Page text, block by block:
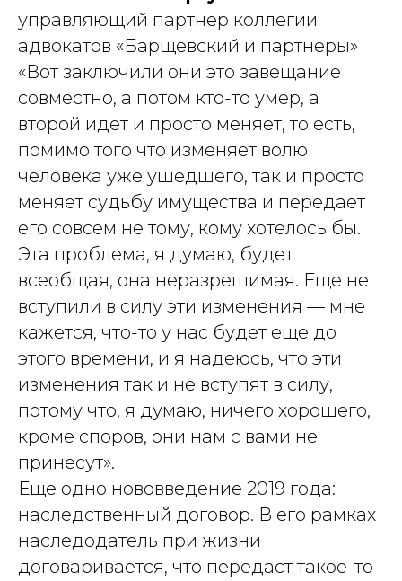
управляющий партнер коллегии
адвокатов «Барщевский и партнеры»
«Вот заключили они это завещание
совместно, а потом кто-то умер, а
второй идет и просто меняет, то есть,
помимо того что изменяет волю
человека уже ушедшего, так и просто
меняет судьбу имущества и передает
его совсем не тому, кому хотелось бы.
Эта проблема, я думаю, будет
всеобщая, она неразрешимая. Еще не
вступили в силу эти изменения — мне
кажется, что-то у нас будет еще до
этого времени, и я надеюсь, что эти
изменения так и не вступят в силу,
потому что, я думаю, ничего хорошего,
кроме споров, они нам с вами не
принесут».
Еще одно нововведение 2019 года:
наследственный договор. В его рамках
наследодатель при жизни
договаривается, что передаст такое-то